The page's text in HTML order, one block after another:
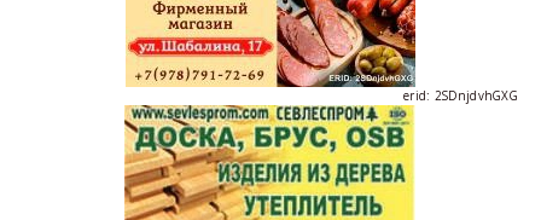
erid: 2SDnjdvhGXG